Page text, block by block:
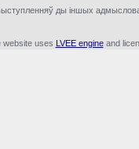
ды iншых
website uses LVEE engineand